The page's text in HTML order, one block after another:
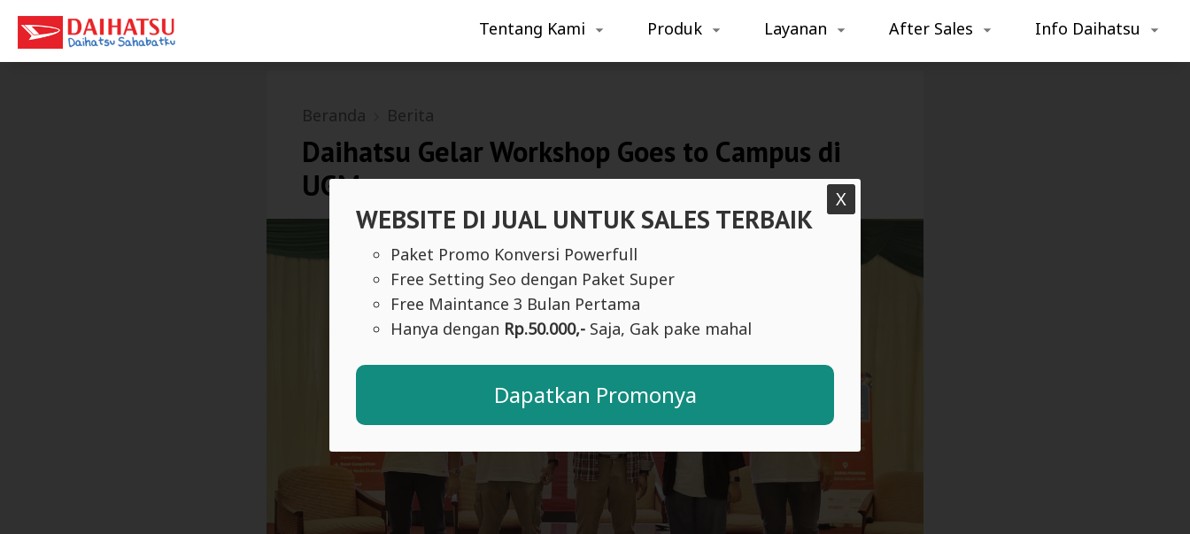
WEBSITE DI JUAL UNTUK SALES TERBAIK
Paket Promo Konversi Powerfull
Free Setting Seo dengan Paket Super
Free Maintance 3 Bulan Pertama
Hanya dengan Rp.50.000,-Saja, Gak pake mahal
Dapatkan Promonya
X
Tentang Kami Produk Layanan After Sales Info Daihatsu
Beranda Berita
Daihatsu Gelar Workshop Goes to Campus di
UGM